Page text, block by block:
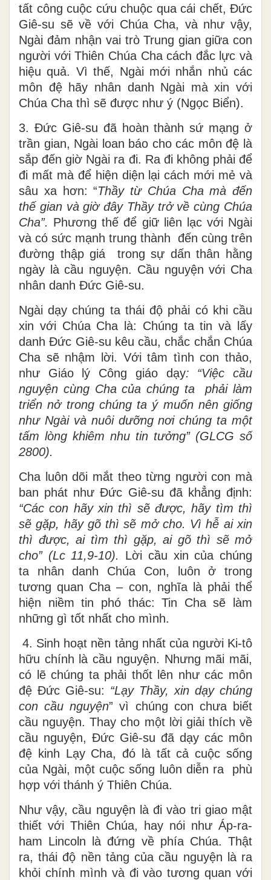
tất công cuộc cứu chuộc qua cái chết, Đức
Giê-su sẽ về với Chúa Cha, và như vậy,
Ngài đảm nhận vai trò Trung gian giữa con
người với Thiên Chúa Cha cách đắc lực và
hiệu quả. Vì thế, Ngài mới nhắn nhủ các
môn đệ hãy nhân danh Ngài mà xin với
Chúa Cha thì sẽ được như ý (Ngọc Biển).
3. Đức Giê-su đã hoàn thành sứ mạng ở
trần gian, Ngài loan báo cho các môn đệ là
sắp đến giờ Ngài ra đi. Ra đi không phải để
đi mất mà để hiện diện lại cách mới mẻ và
sâu xa hơn: “Thầy từ Chúa Cha mà đến
thế gian và giờ đây Thầy trở về cùng Chúa
Cha”. Phương thế để giữ liên lạc với Ngài
và có sức mạnh trung thành đến cùng trên
đường thập giá trong sự dấn thân hằng
ngày là cầu nguyện. Cầu nguyện với Cha
nhân danh Đức Giê-su.
Ngài dạy chúng ta thái độ phải có khi cầu
xin với Chúa Cha là: Chúng ta tin và lấy
danh Đức Giê-su kêu cầu, chắc chắn Chúa
Cha sẽ nhậm lời. Với tâm tình con thảo,
như Giáo lý Công giáo dạy: “Việc cầu
nguyện cùng Cha của chúng ta phải làm
triển nở trong chúng ta ý muốn nên giống
như Ngài và nuôi dưỡng nơi chúng ta một
tấm lòng khiêm nhu tin tưởng” (GLCG số
2800).
Cha luôn dõi mắt theo từng người con mà
ban phát như Đức Giê-su đã khẳng định:
“Các con hãy xin thì sẽ được, hãy tìm thì
sẽ gặp, hãy gõ thì sẽ mở cho. Vì hễ ai xin
thì được, ai tìm thì gặp, ai gõ thì sẽ mở
cho” (Lc 11,9-10).
Lời cầu xin của chúng
ta nhân danh Chúa Con, luôn ở trong
tương quan Cha – con, nghĩa là phải thể
hiện niềm tin phó thác: Tin Cha sẽ làm
những gì tốt nhất cho mình.
4. Sinh hoạt nền tảng nhất của người Ki-tô
hữu chính là cầu nguyện. Nhưng mãi mãi,
có lẽ chúng ta phải thốt lên như các môn
đệ Đức Giê-su: “Lạy Thầy, xin dạy chúng
con cầu nguyện” vì chúng con chưa biết
cầu nguyện. Thay cho một lời giải thích về
cầu nguyện, Đức Giê-su đã dạy các môn
đệ kinh Lạy Cha, đó là tất cả cuộc sống
của Ngài, một cuộc sống luôn diễn ra phù
hợp với thánh ý Thiên Chúa.
Như vậy, cầu nguyện là đi vào tri giao mật
thiết với Thiên Chúa, hay nói như Áp-ra-
ham Lincoln là đứng về phía Chúa. Thật
ra, thái độ nền tảng của cầu nguyện là ra
khỏi chính mình và đi vào tương quan với